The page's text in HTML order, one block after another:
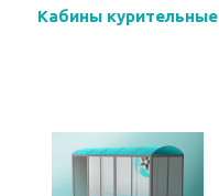
Кабины курительные